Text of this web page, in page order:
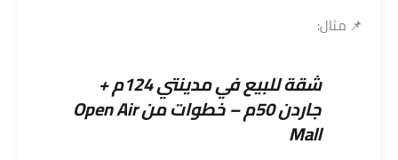
📌 مثال:
شقة للبيع في مدينتي 124م +
جاردن 50م – خطوات من Open Air
Mall